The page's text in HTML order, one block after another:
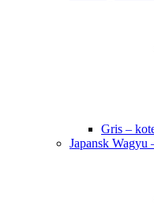
Gris –
Japansk Wagyu